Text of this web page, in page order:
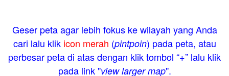
Geser peta agar lebih fokus ke wilayah yang Anda
cari lalu klik icon merah (pintpoin) pada peta, atau
perbesar peta di atas dengan klik tombol “+” lalu klik
pada link "view larger map".